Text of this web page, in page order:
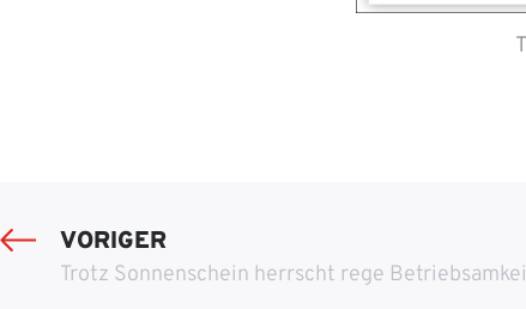
VORIGER
Trotz Sonnenschein herrscht rege